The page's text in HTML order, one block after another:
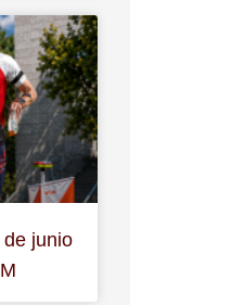
de junio